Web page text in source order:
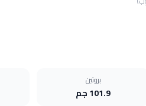
بروتين
101.9 جم